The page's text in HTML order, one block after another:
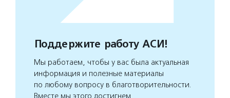
Поддержите работу АСИ!
Мы работаем, чтобы у вас была актуальная
информация и полезные материалы
по любому вопросу в благотворительности.
Вместе мы этого достигнем